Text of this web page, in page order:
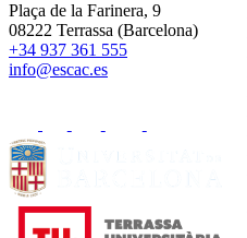
Plaça de la Farinera, 9
08222 Terrassa (Barcelona)
+34 937 361 555
info@escac.es